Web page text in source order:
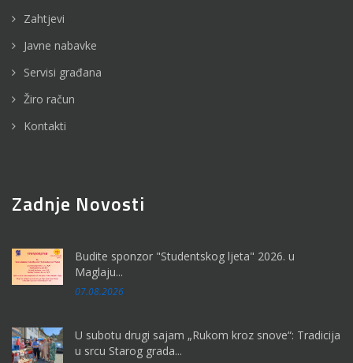
Zahtjevi
Javne nabavke
Servisi građana
Žiro račun
Kontakti
Zadnje Novosti
Budite sponzor "Studentskog ljeta" 2026. u
Maglaju...
07.08.2026
U subotu drugi sajam „Rukom kroz snove“: Tradicija
u srcu Starog grada...